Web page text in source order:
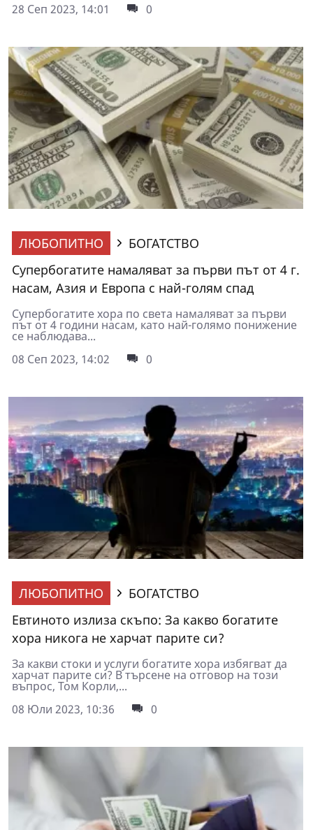
28 Сеп 2023, 14:01
0
ЛЮБОПИТНО
БОГАТСТВО
Супербогатите намаляват за първи път от 4 г.
насам, Азия и Европа с най-голям спад
Супербогатите хора по света намаляват за първи
път от 4 години насам, като най-голямо понижение
се наблюдава...
08 Сеп 2023, 14:02
0
ЛЮБОПИТНО
БОГАТСТВО
Евтиното излиза скъпо: За какво богатите
хора никога не харчат парите си?
За какви стоки и услуги богатите хора избягват да
харчат парите си? В търсене на отговор на този
въпрос, Том Корли,...
08 Юли 2023, 10:36
0